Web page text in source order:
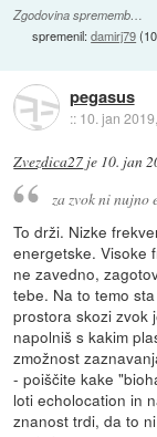
Zgodovina sprememb…
spremenil:damirj79(
pegasus
:: 10. jan
Zvezdica27 je 10. jan
za zvok ni nujno
To drži. Nizke
energetske. Visoke
ne zavedno,
tebe. Na to temo
prostora skozi zvok
napolniš s kakim
zmožnost
- poiščite kake
loti echolocation in
znanost trdi, da to